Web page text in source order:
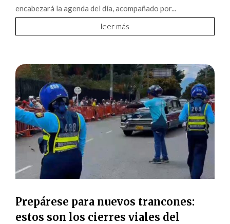
encabezará la agenda del día, acompañado por...
leer más
Prepárese para nuevos trancones:
estos son los cierres viales del